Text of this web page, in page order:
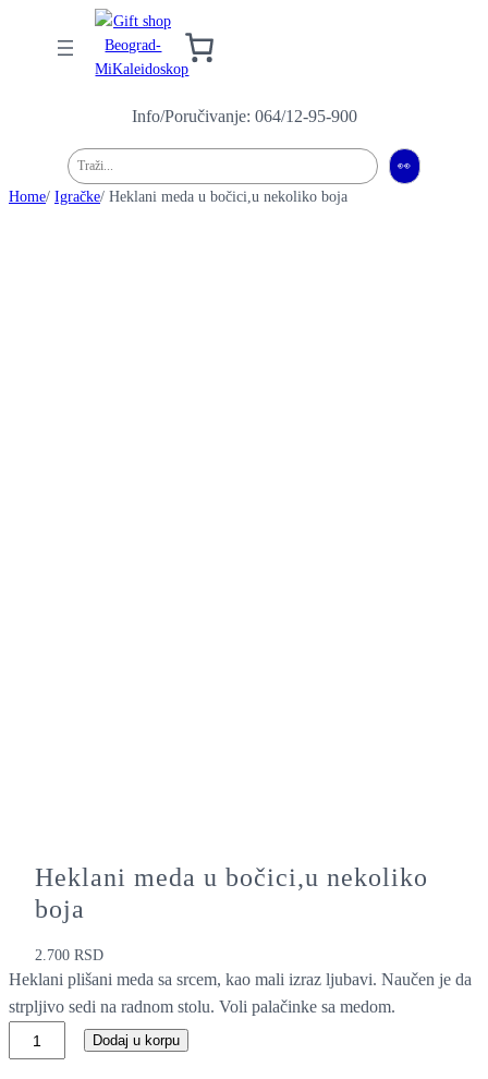
Info/Poručivanje: 064/12-95-900
Pretraga 👀
Home/ Igračke/ Heklani meda u bočici,u nekoliko boja
Heklani meda u bočici,u nekoliko
boja
2.700RSD
Heklani plišani meda sa srcem, kao mali izraz ljubavi. Naučen je da
strpljivo sedi na radnom stolu. Voli palačinke sa medom.
Dodaj u korpu